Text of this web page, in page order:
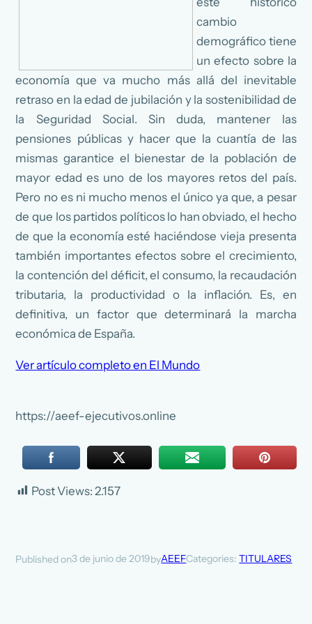
cambio
demográfico tiene
un efecto sobre la
economía que va mucho más allá del inevitable
retraso en la edad de jubilación y la sostenibilidad de
la Seguridad Social. Sin duda, mantener las
pensiones públicas y hacer que la cuantía de las
mismas garantice el bienestar de la población de
mayor edad es uno de los mayores retos del país.
Pero no es ni mucho menos el único ya que, a pesar
de que los partidos políticos lo han obviado, el hecho
de que la economía esté haciéndose vieja presenta
también importantes efectos sobre el crecimiento,
la contención del déficit, el consumo, la recaudación
tributaria, la productividad o la inflación. Es, en
definitiva, un factor que determinará la marcha
económica de España.
Ver artículo completo en El Mundo
https://aeef-ejecutivos.online
Post Views: 2.157
Published on3 de junio de 2019byAEEFCategories:TITULARES